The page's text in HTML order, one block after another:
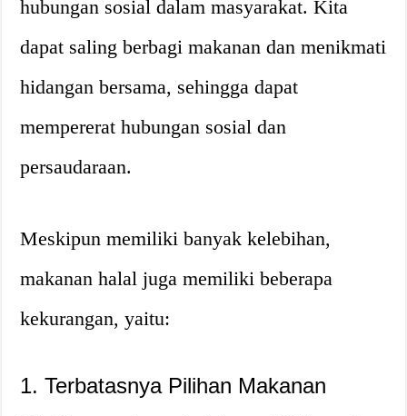
hubungan sosial dalam masyarakat. Kita
dapat saling berbagi makanan dan menikmati
hidangan bersama, sehingga dapat
mempererat hubungan sosial dan
persaudaraan.
Meskipun memiliki banyak kelebihan,
makanan halal juga memiliki beberapa
kekurangan, yaitu:
1. Terbatasnya Pilihan Makanan